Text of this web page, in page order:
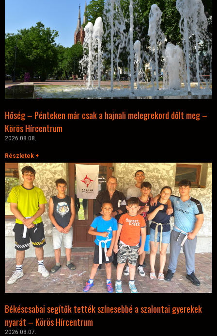
Hőség – Pénteken már csak a hajnali melegrekord dőlt meg –
Körös Hírcentrum
2026.08.08.
Részletek +
Békéscsabai segítők tették színesebbé a szalontai gyerekek
nyarát – Körös Hírcentrum
2026.08.07.